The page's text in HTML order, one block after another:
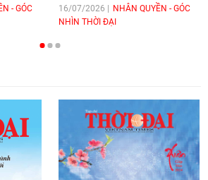
hòa bình, hữu nghị giữa các dân tộc"
cho Đại sứ Hungary tại Việt Nam
[Video] Nhân dân Việt Nam luôn trân
trọng tình cảm của nước Nga
- GÓC
16/07/2026
NHÂN QUYỀN - GÓC
NHÌN THỜI ĐẠI